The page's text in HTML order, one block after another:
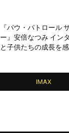
『パウ・パトロール
ー』安倍なつみ イン
と子供たちの成長を感
IMAX